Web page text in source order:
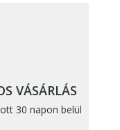
VÁSÁRLÁS
30 napon belül